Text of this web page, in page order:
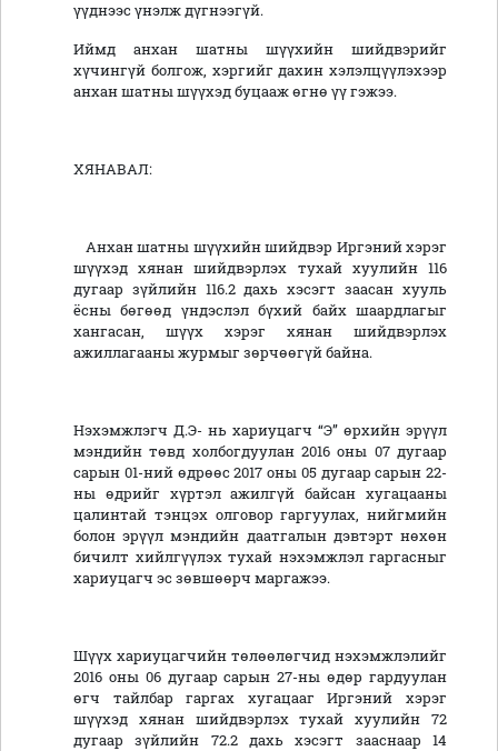
үүднээс үнэлж дүгнээгүй.
Иймд анхан шатны шүүхийн шийдвэрийг
хүчингүй болгож, хэргийг дахин хэлэлцүүлэхээр
анхан шатны шүүхэд буцааж өгнө үү гэжээ.
ХЯНАВАЛ:
Анхан шатны шүүхийн шийдвэр Иргэний хэрэг
шүүхэд хянан шийдвэрлэх тухай хуулийн 116
дугаар зүйлийн 116.2 дахь хэсэгт заасан хууль
ёсны бөгөөд үндэслэл бүхий байх шаардлагыг
хангасан, шүүх хэрэг хянан шийдвэрлэх
ажиллагааны журмыг зөрчөөгүй байна.
Нэхэмжлэгч Д.Э- нь хариуцагч “Э” өрхийн эрүүл
мэндийн төвд холбогдуулан 2016 оны 07 дугаар
сарын 01-ний өдрөөс 2017 оны 05 дугаар сарын 22-
ны өдрийг хүртэл ажилгүй байсан хугацааны
цалинтай тэнцэх олговор гаргуулах, нийгмийн
болон эрүүл мэндийн даатгалын дэвтэрт нөхөн
бичилт хийлгүүлэх тухай нэхэмжлэл гаргасныг
хариуцагч эс зөвшөөрч маргажээ.
Шүүх хариуцагчийн төлөөлөгчид нэхэмжлэлийг
2016 оны 06 дугаар сарын 27-ны өдөр гардуулан
өгч тайлбар гаргах хугацааг Иргэний хэрэг
шүүхэд хянан шийдвэрлэх тухай хуулийн 72
дугаар зүйлийн 72.2 дахь хэсэгт зааснаар 14